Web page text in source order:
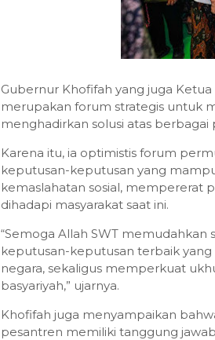
Gubernur Khofifah yang juga
merupakan forum strategis untuk
menghadirkan solusi atas berbagai
Karena itu, ia optimistis forum
keputusan-keputusan yang
kemaslahatan sosial, mempererat
dihadapi masyarakat saat ini.
“Semoga Allah SWT
keputusan-keputusan terbaik
negara, sekaligus memperkuat
basyariyah,” ujarnya.
Khofifah juga menyampaikan
pesantren memiliki tanggung